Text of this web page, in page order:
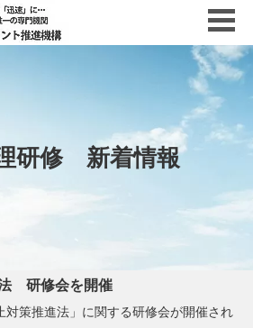
研修 新着情報
研修会を開催
対策推進法」に関する研修会が開催され